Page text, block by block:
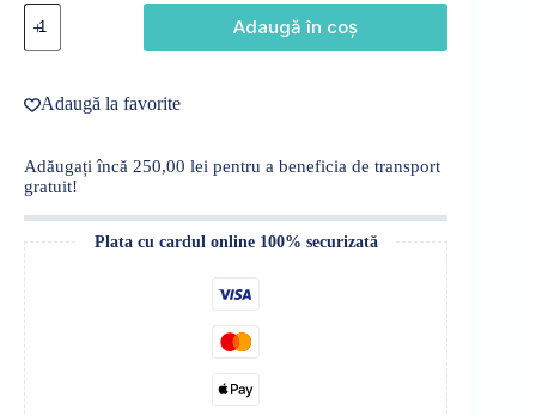
Cantitate
Colgate
Pastă
Maximum
Cavity
Adaugă în coș
Adaugă la favorite
Adăugați încă 250,00 lei pentru a beneficia de transport
gratuit!
Plata cu cardul online 100% securizată